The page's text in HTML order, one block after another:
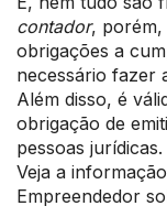
contador, porém,
obrigações a
necessário fazer
Além disso, é
obrigação de
pessoas jurídicas.
Veja a
Empreendedor